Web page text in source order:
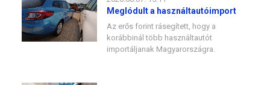
Meglódult a használtautóimport
Az erős forint rásegített, hogy a
korábbinál több használtautót
importáljanak Magyarországra.